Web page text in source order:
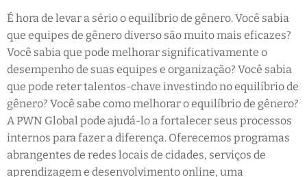
É hora de levar a sério o equilíbrio de gênero. Você sabia
que equipes de gênero diverso são muito mais eficazes?
Você sabia que pode melhorar significativamente o
desempenho de suas equipes e organização? Você sabia
que pode reter talentos-chave investindo no equilíbrio de
gênero? Você sabe como melhorar o equilíbrio de gênero?
A PWN Global pode ajudá-lo a fortalecer seus processos
internos para fazer a diferença. Oferecemos programas
abrangentes de redes locais de cidades, serviços de
aprendizagem e desenvolvimento online, uma